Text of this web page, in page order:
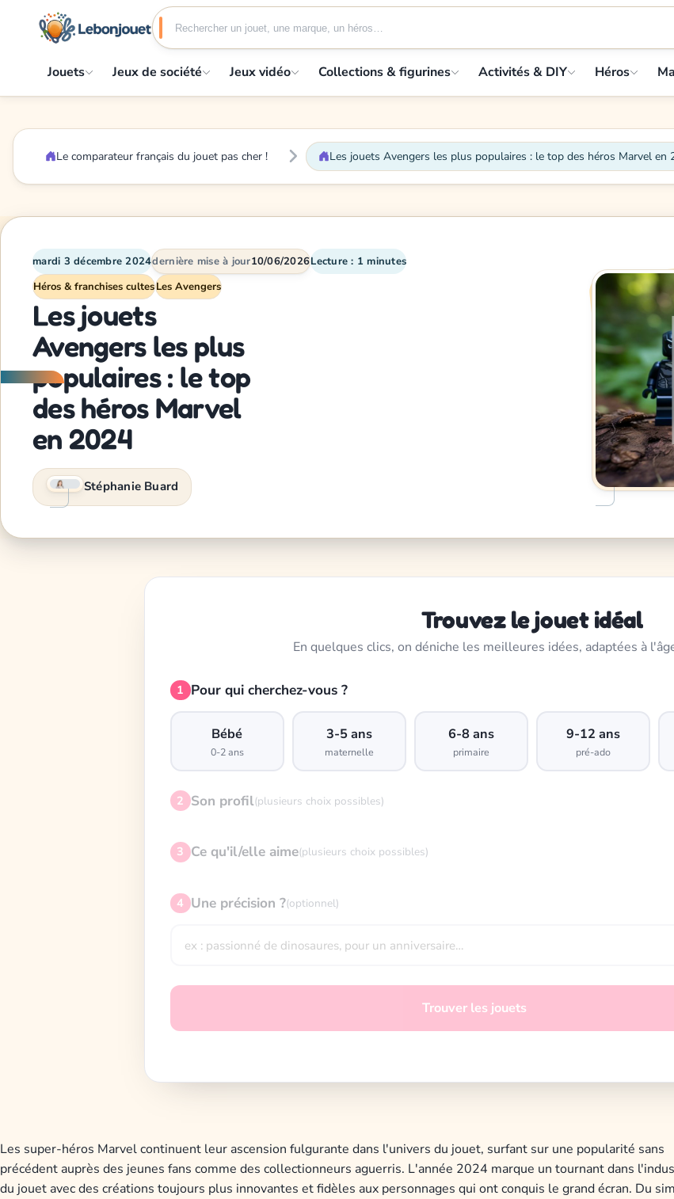
Jouets Jeux de société Jeux vidéo Collections & figurines Activités & DIY Héros
Le comparateur français du jouet pas cher ! Les jouets Avengers les plus populaires : le top des héros Marvel en
mardi 3 décembre 2024dernière mise à jour10/06/2026Lecture : 1 minutes
Héros & franchises cultesLes Avengers
Les jouets
Avengers les plus
populaires : le top
des héros Marvel
en 2024
Stéphanie Buard
Trouvez le jouet idéal
En quelques clics, on déniche les meilleures idées, adaptées à
1 Pour qui cherchez-vous ?
Bébé
0-2 ans
3-5 ans
maternelle
6-8 ans
primaire
9-12 ans
pré-ado
2 Son profil(plusieurs choix possibles)
3 Ce qu'il/elle aime(plusieurs choix possibles)
4 Une précision ?(optionnel)
Trouver les jouets
Les super-héros Marvel continuent leur ascension fulgurante dans l'univers du jouet, surfant sur une popularité sans
précédent auprès des jeunes fans comme des collectionneurs aguerris. L'année 2024 marque un tournant dans
du jouet avec des créations toujours plus innovantes et fidèles aux personnages qui ont conquis le grand écran. Du